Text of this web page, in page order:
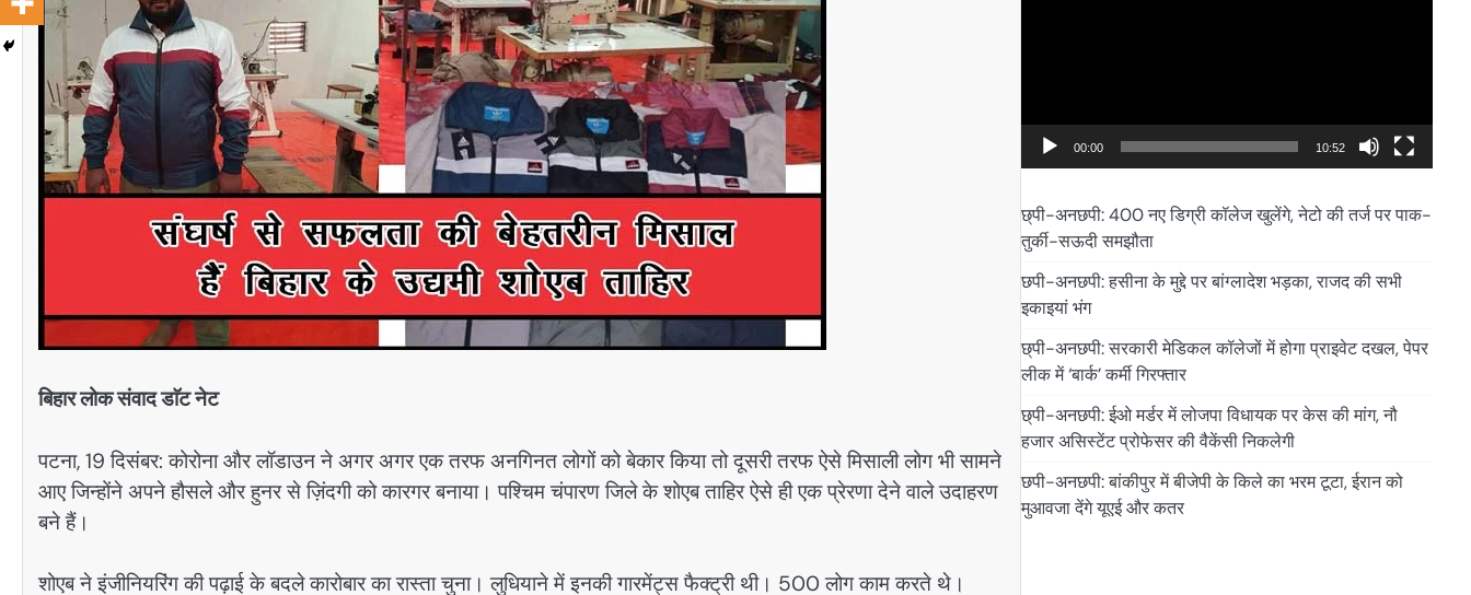
बिहार लोक संवाद डाॅट नेट
पटना, 19 दिसंबर: कोरोना और लॉडाउन ने अगर अगर एक तरफ अनगिनत लोगों को बेकार किया तो दूसरी तरफ ऐसे मिसाली लोग भी सामने
आए जिन्होंने अपने हौसले और हुनर से ज़िंदगी को कारगर बनाया। पश्चिम चंपारण जिले के शोएब ताहिर ऐसे ही एक प्रेरणा देने वाले उदाहरण
बने हैं।
शोएब ने इंजीनियरिंग की पढ़ाई के बदले कारोबार का रास्ता चुना। लुधियाने में इनकी गारमेंट्स फैक्ट्री थी। 500 लोग काम करते थे।
00:00 10:52
छ्पी-अनछपी: 400 नए डिग्री कॉलेज खुलेंगे, नेटो की तर्ज पर पाक-
तुर्की-सऊदी समझौता
छपी-अनछपी: हसीना के मुद्दे पर बांग्लादेश भड़का, राजद की सभी
इकाइयां भंग
छ्पी-अनछपी: सरकारी मेडिकल कॉलेजों में होगा प्राइवेट दखल, पेपर
लीक में ‘बार्क’ कर्मी गिरफ्तार
छ्पी-अनछपी: ईओ मर्डर में लोजपा विधायक पर केस की मांग, नौ
हजार असिस्टेंट प्रोफेसर की वैकेंसी निकलेगी
छपी-अनछपी: बांकीपुर में बीजेपी के किले का भरम टूटा, ईरान को
मुआवजा देंगे यूएई और कतर